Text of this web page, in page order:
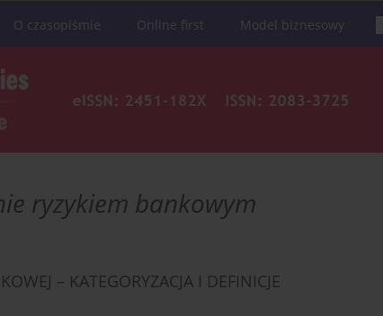
O czasopiśmie Online first Model biznesowy
ryzykiem bankowym
– KATEGORYZACJA I DEFINICJE